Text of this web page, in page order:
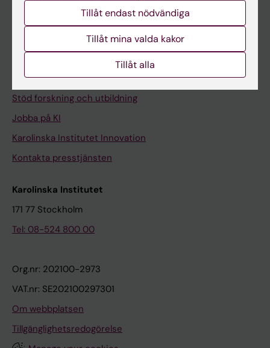
Medarbetarportalen
Universitetsbiblioteket
Stöd forskning och utbildning
Jobba på KI
Karolinska Institutet Innovation
Kontakta presstjänsten
Karolinska Institutet
171 77 Stockholm
Tel: 08-524 800 00
Org.nr: 202100-2973
VAT.nr: SE202100297301
Om webbplatsen
Tillgänglighetsredogörelse
Tillåt endast nödvändiga
Tillåt mina valda kakor
Tillåt alla